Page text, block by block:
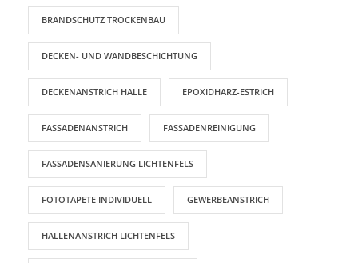
BRANDSCHUTZ TROCKENBAU
DECKEN- UND WANDBESCHICHTUNG
DECKENANSTRICH HALLE EPOXIDHARZ-ESTRICH
FASSADENANSTRICH FASSADENREINIGUNG
FASSADENSANIERUNG LICHTENFELS
FOTOTAPETE INDIVIDUELL GEWERBEANSTRICH
HALLENANSTRICH LICHTENFELS